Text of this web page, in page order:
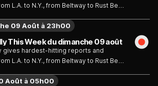
L.A. to N.Y., from Beltway to Rust Belt,
This Week du dimanche 09 août
gives hardest-hitting reports and
L.A. to N.Y., from Beltway to Rust Belt,
09 Août à 23h00
Août à 05h00